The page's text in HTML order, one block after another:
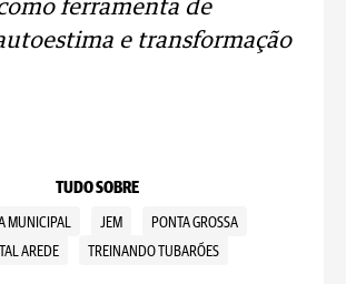
ferramenta de
e transformação
TUDO SOBRE
MUNICIPAL JEM
PONTA GROSSA
AREDE
TREINANDO TUBARÕES